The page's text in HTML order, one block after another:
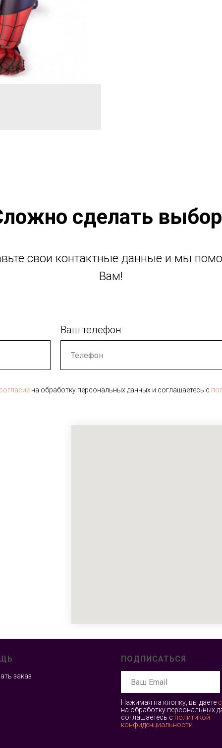
сделать
свои контактные данные и мы
Вам!
Ваш телефон
на обработку персональных данных и соглашаетесь c
заказ
ПОДПИСАТЬСЯ
Нажимая на кнопку, вы даете
на обработку персональных
соглашаетесь c политикой
конфиденциальности